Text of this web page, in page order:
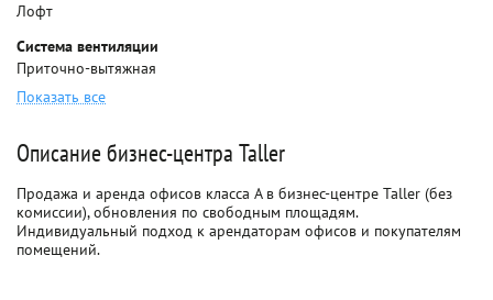
Лофт
Система вентиляции
Приточно-вытяжная
Показать все
Описание бизнес-центра Taller
Продажа и аренда офисов класса A в бизнес-центре Taller (без
комиссии), обновления по свободным площадям.
Индивидуальный подход к арендаторам офисов и покупателям
помещений.